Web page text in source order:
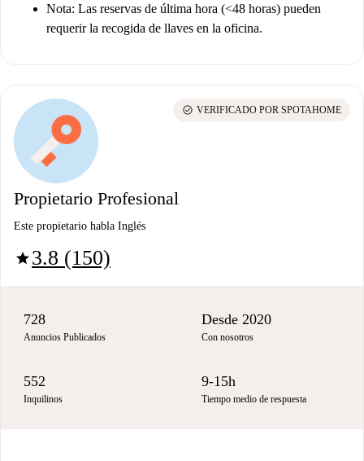
Nota: Las reservas de última hora (<48 horas) pueden
requerir la recogida de llaves en la oficina.
Propietario Profesional
Este propietario habla Inglés
star3.8 (150)
check_circle VERIFICADO POR SPOTAHOME
728
Anuncios Publicados
Desde 2020
Con nosotros
552
Inquilinos
9-15h
Tiempo medio de respuesta